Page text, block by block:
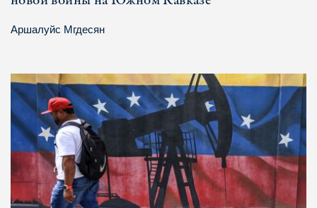
Аршалуйс Мгдесян